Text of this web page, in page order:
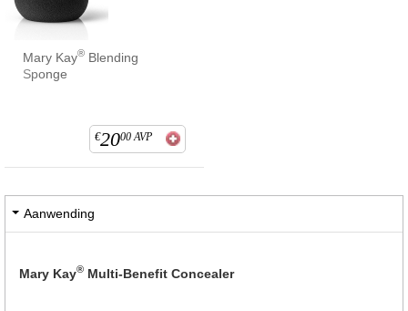
Mary Kay® Blending
Sponge
€2000 AVP
Aanwending
Mary Kay® Multi-Benefit Concealer